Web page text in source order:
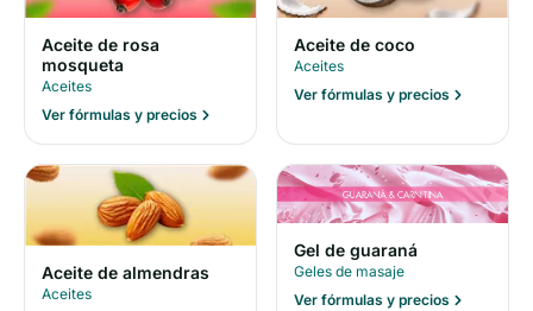
Aceite de rosa
mosqueta
Aceites
Ver fórmulas y precios
Aceite de coco
Aceites
Ver fórmulas y precios
Aceite de almendras
Aceites
Gel de guaraná
Geles de masaje
Ver fórmulas y precios